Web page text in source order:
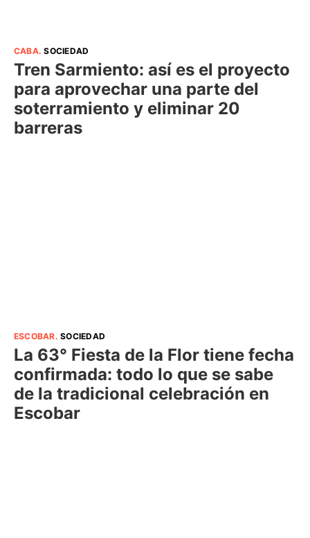
CABA.SOCIEDAD
Tren Sarmiento: así es el proyecto
para aprovechar una parte del
soterramiento y eliminar 20
barreras
ESCOBAR.SOCIEDAD
La 63° Fiesta de la Flor tiene fecha
confirmada: todo lo que se sabe
de la tradicional celebración en
Escobar